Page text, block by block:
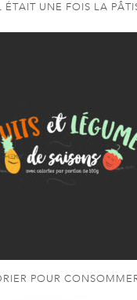
ÉTAIT UNE FOIS LA
POUR